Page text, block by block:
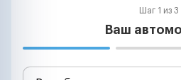
Шаг 1 из 3
Ваш